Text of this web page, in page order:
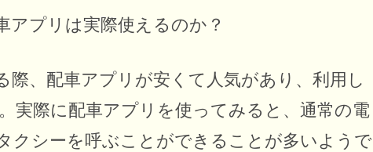
アプリは実際使えるのか？
際、配車アプリが安くて人気があり、利用し
実際に配車アプリを使ってみると、通常の電
クシーを呼ぶことができることが多いようで